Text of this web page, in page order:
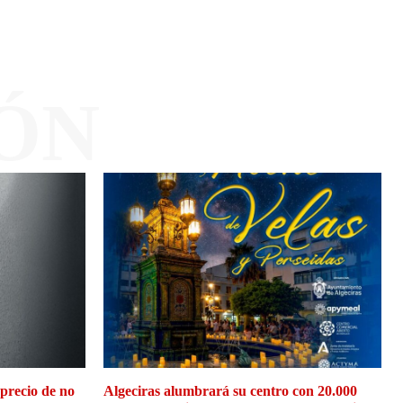
de no
Algeciras alumbrará su centro con 20.000